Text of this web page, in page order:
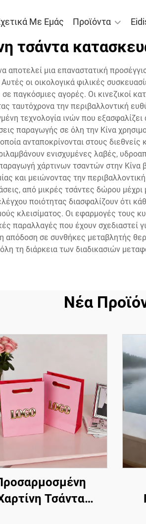
Με Εμάς Προϊόντα
τσάντα
αποτελεί μια επαναστατική
οι οικολογικά φιλικές
παγκόσμιες αγορές. Οι κινεζικοί
ταυτόχρονα την περιβαλλοντική
τεχνολογία ινών που
παραγωγής σε όλη την Κίνα
ανταποκρίνονται στους
ενισχυμένες λαβές,
χάρτινων τσαντών στην Κίνα
και μειώνοντας την
από μικρές τσάντες δώρου
ποιότητας διασφαλίζουν ότι
κλεισίματος. Οι εφαρμογές τους
παραλλαγές που έχουν σχεδιαστεί
απόδοση σε συνθήκες μεταβλητής
όλη τη διάρκεια των διαδικασιών
Νέα
Τσάντα